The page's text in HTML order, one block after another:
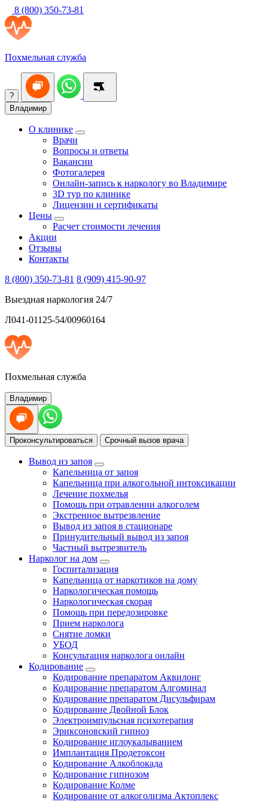
8 (800) 350-73-81
Похмельная служба
?
Владимир
О клинике
Врачи
Вопросы и ответы
Вакансии
Фотогалерея
Онлайн-запись к наркологу во Владимире
3D тур по клинике
Лицензии и сертификаты
Цены
Расчет стоимости лечения
Акции
Отзывы
Контакты
8 (800) 350-73-81 8 (909) 415-90-97
Выездная наркология 24/7
Л041-01125-54/00960164
Похмельная служба
Владимир
Проконсультироваться Срочный вызов врача
Вывод из запоя
Капельница от запоя
Капельница при алкогольной интоксикации
Лечение похмелья
Помощь при отравлении алкоголем
Экстренное вытрезвление
Вывод из запоя в стационаре
Принудительный вывод из запоя
Частный вытрезвитель
Нарколог на дом
Госпитализация
Капельница от наркотиков на дому
Наркологическая помощь
Наркологическая скорая
Помощь при передозировке
Прием нарколога
Снятие ломки
УБОД
Консультация нарколога онлайн
Кодирование
Кодирование препаратом Аквилонг
Кодирование препаратом Алгоминал
Кодирование препаратом Дисульфирам
Кодирование Двойной Блок
Электроимпульсная психотерапия
Эриксоновский гипноз
Кодирование иглоукалыванием
Имплантация Продетоксон
Кодирование Алкоблокада
Кодирование гипнозом
Кодирование Колме
Кодирование от алкоголизма Актоплекс